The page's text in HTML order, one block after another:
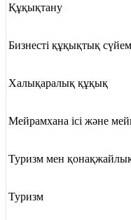
Құқықтану
Бизнесті құқықтық
Халықаралық құқық
Мейрамхана ісі және
Туризм мен
Туризм